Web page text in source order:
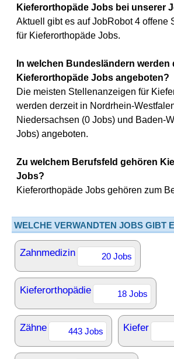
Kieferorthopäde Jobs bei unserer
Aktuell gibt es auf JobRobot 4 offene
für Kieferorthopäde Jobs.
In welchen Bundesländern werden
Kieferorthopäde Jobs angeboten?
Die meisten Stellenanzeigen für
werden derzeit in Nordrhein-
Niedersachsen (0 Jobs) und Baden-
Jobs) angeboten.
Zu welchem Berufsfeld gehören
Jobs?
Kieferorthopäde Jobs gehören zum
WELCHE VERWANDTEN JOBS GIBT
Zahnmedizin 20 Jobs
Kieferorthopädie 18 Jobs
Zähne 443 Jobs Kiefer